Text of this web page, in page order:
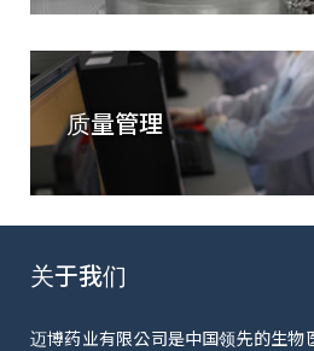
质量管理
关于我们
迈博药业有限公司是中国领先的生物